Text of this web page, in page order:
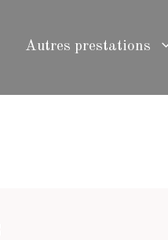
Autres prestations